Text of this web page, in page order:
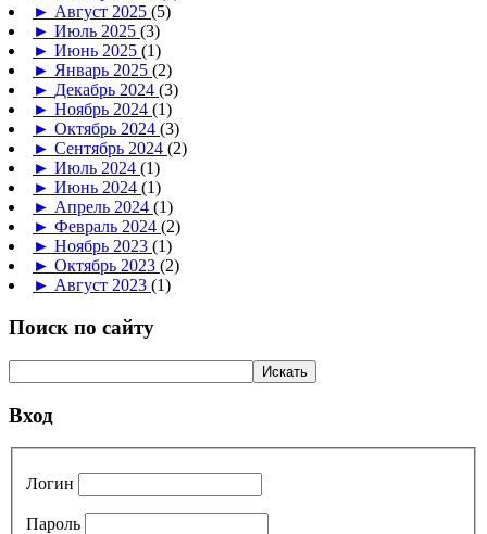
► Август 2025 (5)
► Июль 2025 (3)
► Июнь 2025 (1)
► Январь 2025 (2)
► Декабрь 2024 (3)
► Ноябрь 2024 (1)
► Октябрь 2024 (3)
► Сентябрь 2024 (2)
► Июль 2024 (1)
► Июнь 2024 (1)
► Апрель 2024 (1)
► Февраль 2024 (2)
► Ноябрь 2023 (1)
► Октябрь 2023 (2)
► Август 2023 (1)
Поиск по сайту
Вход
Логин
Пароль